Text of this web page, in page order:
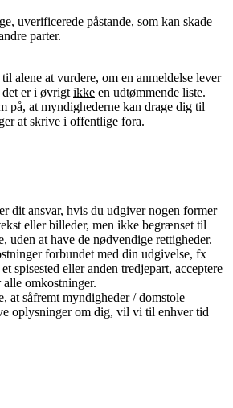
uverificerede påstande, som kan skade
parter.
alene at vurdere, om en anmeldelse lever
det er i øvrigt ikke en udtømmende liste.
at myndighederne kan drage dig til
at skrive i offentlige fora.
dit ansvar, hvis du udgiver nogen former
eller billeder, men ikke begrænset til
uden at have de nødvendige rettigheder.
forbundet med din udgivelse, fx
spisested eller anden tredjepart, acceptere
omkostninger.
at såfremt myndigheder / domstole
oplysninger om dig, vil vi til enhver tid